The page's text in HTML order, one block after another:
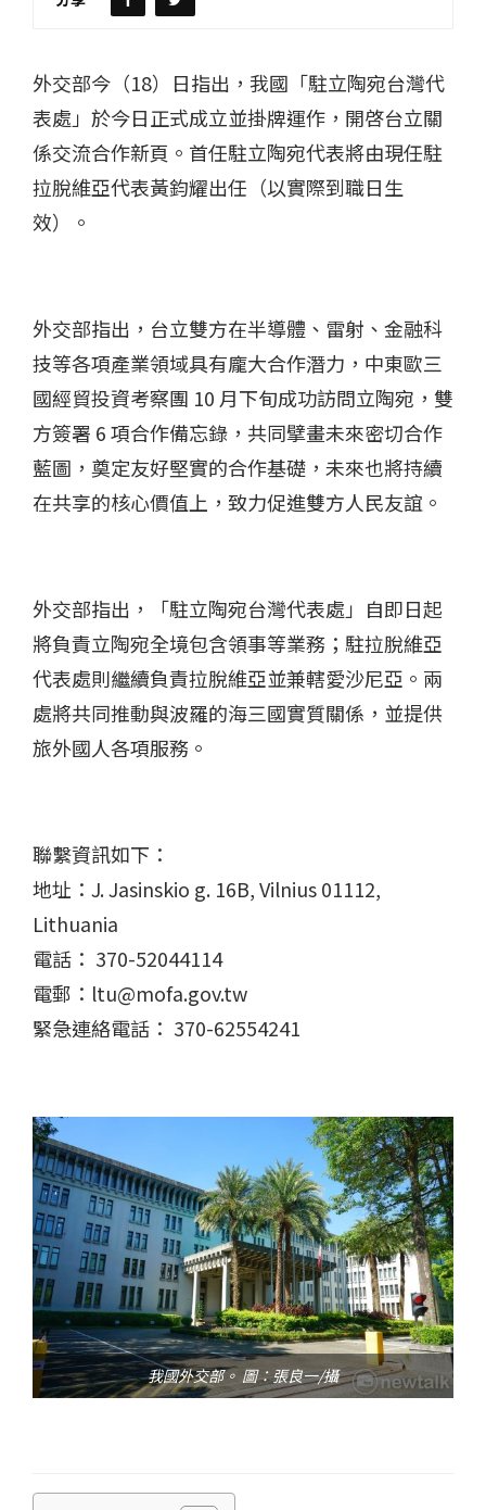
外交部今（18）日指出，我國「駐立陶宛台灣代
表處」於今日正式成立並掛牌運作，開啓台立關
係交流合作新頁。首任駐立陶宛代表將由現任駐
拉脫維亞代表黃鈞耀出任（以實際到職日生
效）。
外交部指出，台立雙方在半導體、雷射、金融科
技等各項產業領域具有龐大合作潛力，中東歐三
國經貿投資考察團 10 月下旬成功訪問立陶宛，雙
方簽署 6 項合作備忘錄，共同擘畫未來密切合作
藍圖，奠定友好堅實的合作基礎，未來也將持續
在共享的核心價值上，致力促進雙方人民友誼。
外交部指出，「駐立陶宛台灣代表處」自即日起
將負責立陶宛全境包含領事等業務；駐拉脫維亞
代表處則繼續負責拉脫維亞並兼轄愛沙尼亞。兩
處將共同推動與波羅的海三國實質關係，並提供
旅外國人各項服務。
聯繫資訊如下：
地址：J. Jasinskio g. 16B, Vilnius 01112,
Lithuania
電話： 370-52044114
電郵：ltu@mofa.gov.tw
緊急連絡電話： 370-62554241
我國外交部。 圖：張良一/攝